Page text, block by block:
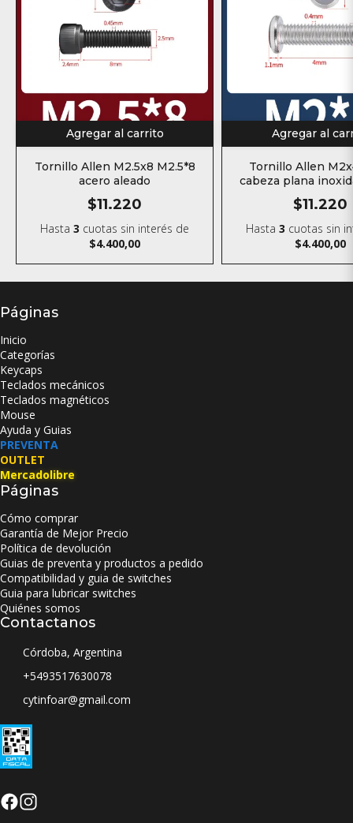
Agregar al carrito
Tornillo Allen M2.5x8 M2.5*8
acero aleado
$11.220
Hasta3 cuotas sin interés de
$4.400,00
Agregar al
Tornillo Allen
cabeza plana
$11.220
Hasta3 cuotas sin
$4.400,00
Páginas
Inicio
Categorías
Keycaps
Teclados mecánicos
Teclados magnéticos
Mouse
Ayuda y Guias
PREVENTA
OUTLET
Mercadolibre
Páginas
Cómo comprar
Garantía de Mejor Precio
Política de devolución
Guias de preventa y productos a pedido
Compatibilidad y guia de switches
Guia para lubricar switches
Quiénes somos
Contactanos
Córdoba, Argentina
+5493517630078
cytinfoar@gmail.com